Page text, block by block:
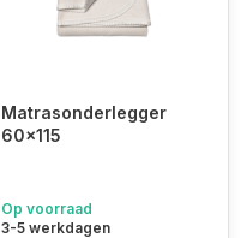
Matrasonderlegger
60x115
Op voorraad
3-5 werkdagen